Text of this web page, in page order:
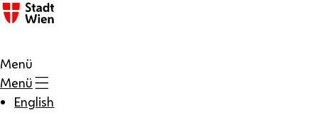
Zum Inhalt
Menü
Menü
English